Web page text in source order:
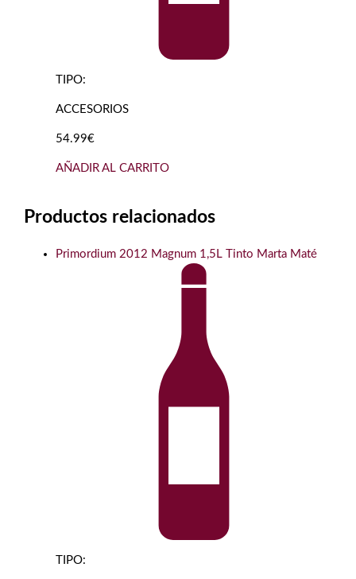
TIPO:
ACCESORIOS
54.99€
AÑADIR AL CARRITO
Productos relacionados
Primordium 2012 Magnum 1,5L Tinto Marta Maté
TIPO: